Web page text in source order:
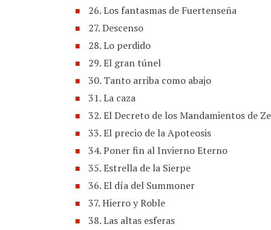
26. Los fantasmas de Fuertenseña
27. Descenso
28. Lo perdido
29. El gran túnel
30. Tanto arriba como abajo
31. La caza
32. El Decreto de los Mandamientos de
33. El precio de la Apoteosis
34. Poner fin al Invierno Eterno
35. Estrella de la Sierpe
36. El día del Summoner
37. Hierro y Roble
38. Las altas esferas